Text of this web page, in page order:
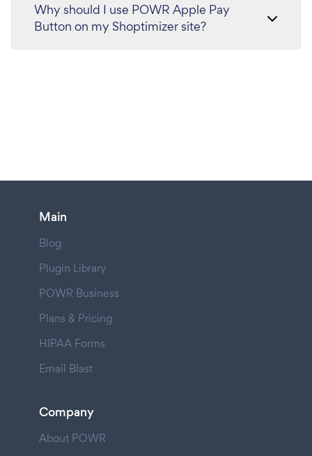
Why should I use POWR Apple Pay
Button on my Shoptimizer site?
Main
Blog
Plugin Library
POWR Business
Plans & Pricing
HIPAA Forms
Email Blast
Company
About POWR